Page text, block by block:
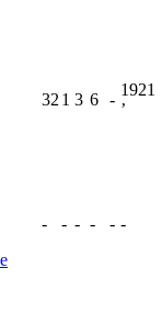
32 1 3 6 -
1921
ʼ
- - - - - -